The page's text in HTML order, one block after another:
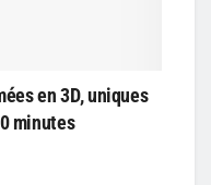
en 3D, uniques
minutes